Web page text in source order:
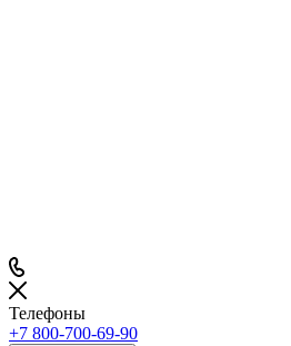
Телефоны
+7 800-700-69-90